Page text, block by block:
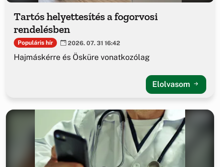
Tartós helyettesítés a fogorvosi
rendelésben
Populáris hír 2026. 07. 31 16:42
Hajmáskérre és Ösküre vonatkozólag
Elolvasom